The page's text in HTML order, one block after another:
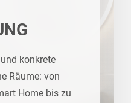
konkrete
Räume: von
Home bis zu